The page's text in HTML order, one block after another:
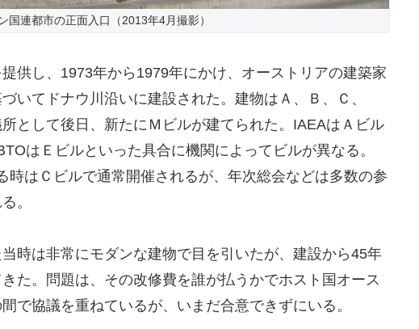
国連都市の正面入口（2013年4月撮影）
供し、1973年から1979年にかけ、オーストリアの建築家
いてドナウ川沿いに建設された。建物はＡ、Ｂ、Ｃ、
として後日、新たにＭビルが建てられた。IAEAはＡビル
はＥビルといった具合に機関によってビルが異なる。
時はＣビルで通常開催されるが、年次総会などは多数の参
。
時は非常にモダンな建物で目を引いたが、建設から45年
た。問題は、その改修費を誰が払うかでホスト国オース
で協議を重ねているが、いまだ合意できずにいる。